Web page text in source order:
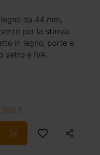
da 44 mm,
per la stanza
in legno, porte e
vetro e IVA.
€